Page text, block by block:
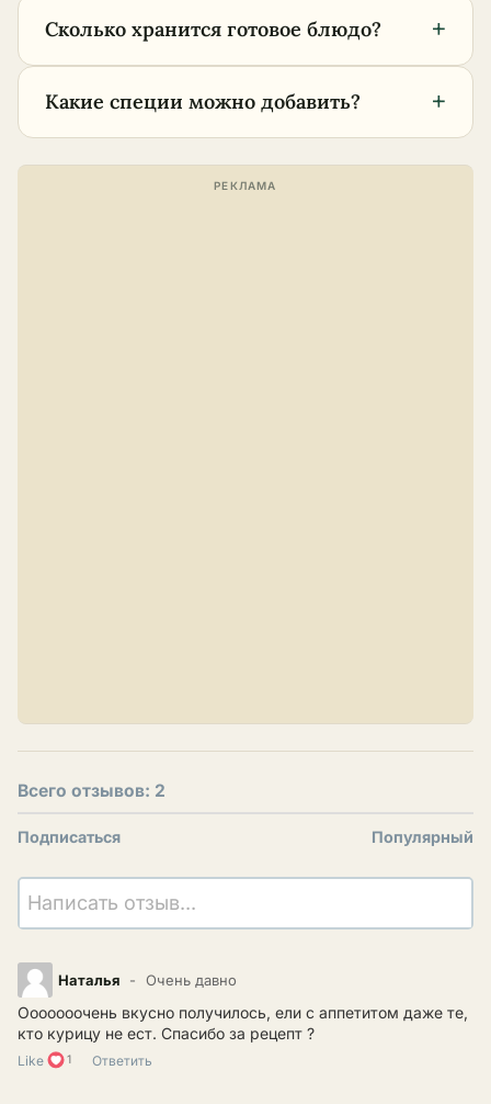
Сколько хранится готовое блюдо? +
Какие специи можно добавить? +
Всего отзывов: 2
Подписаться Популярный
Написать отзыв...
Наталья Очень давно
Ооооооочень вкусно получилось, ели с аппетитом даже те,
кто курицу не ест. Спасибо за рецепт ?
Like 1 Ответить